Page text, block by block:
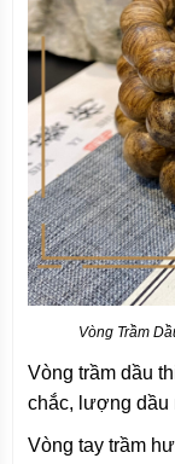
Vòng Trầm
Vòng trầm dầu
chắc, lượng dầu
Vòng tay trầm